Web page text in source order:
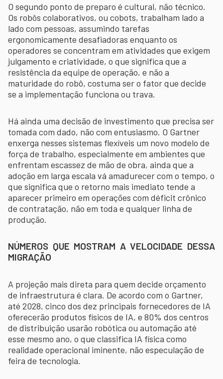
O segundo ponto de preparo é cultural, não técnico.
Os robôs colaborativos, ou cobots, trabalham lado a
lado com pessoas, assumindo tarefas
ergonomicamente desafiadoras enquanto os
operadores se concentram em atividades que exigem
julgamento e criatividade, o que significa que a
resistência da equipe de operação, e não a
maturidade do robô, costuma ser o fator que decide
se a implementação funciona ou trava.
Há ainda uma decisão de investimento que precisa ser
tomada com dado, não com entusiasmo. O Gartner
enxerga nesses sistemas flexíveis um novo modelo de
força de trabalho, especialmente em ambientes que
enfrentam escassez de mão de obra, ainda que a
adoção em larga escala vá amadurecer com o tempo, o
que significa que o retorno mais imediato tende a
aparecer primeiro em operações com déficit crônico
de contratação, não em toda e qualquer linha de
produção.
NÚMEROS QUE MOSTRAM A VELOCIDADE DESSA
MIGRAÇÃO
A projeção mais direta para quem decide orçamento
de infraestrutura é clara. De acordo com o Gartner,
até 2028, cinco dos dez principais fornecedores de IA
oferecerão produtos físicos de IA, e 80% dos centros
de distribuição usarão robótica ou automação até
esse mesmo ano, o que classifica IA física como
realidade operacional iminente, não especulação de
feira de tecnologia.